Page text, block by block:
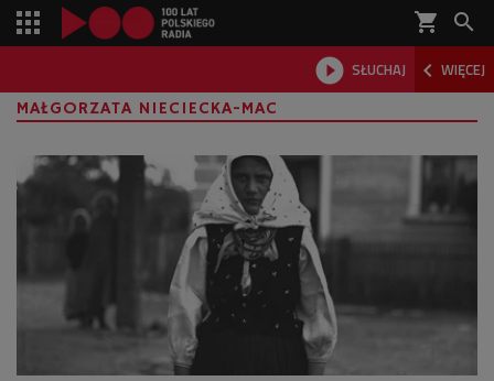
shopping_cart 
 SŁUCHAJ  WIĘCEJ

MAŁGORZATA NIECIECKA-MAC